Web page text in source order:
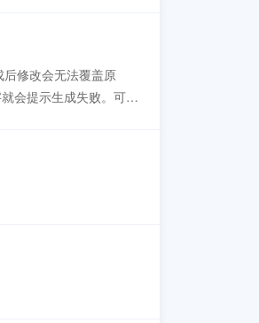
修改会无法覆盖原
会提示生成失败。可以